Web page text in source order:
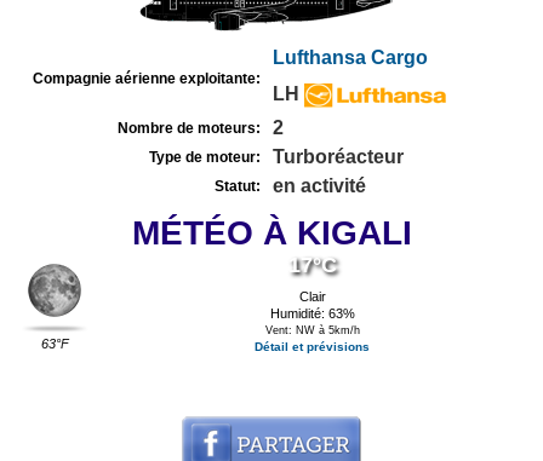
Compagnie aérienne exploitante:
Lufthansa Cargo
LH
Nombre de moteurs: 2
Type de moteur: Turboréacteur
Statut: en activité
MÉTÉO À KIGALI
63°F
17°C
Clair
Humidité: 63%
Vent: NW à 5km/h
Détail et prévisions